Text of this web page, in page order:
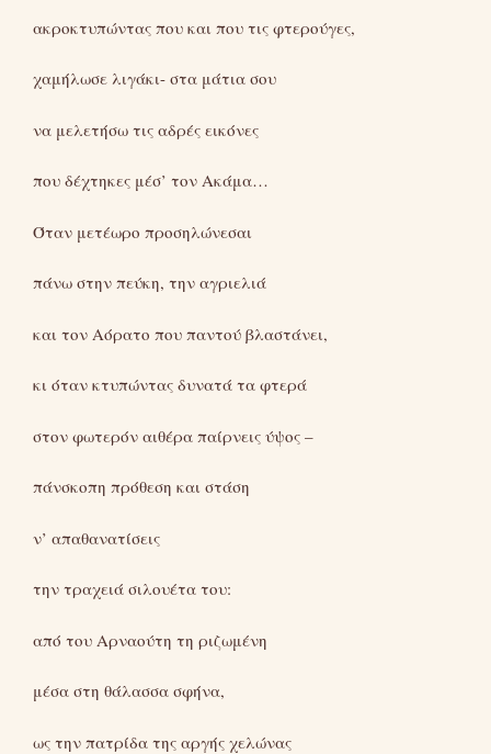
ακροκτυπώντας που και που τις φτερούγες,
χαμήλωσε λιγάκι- στα μάτια σου
να μελετήσω τις αδρές εικόνες
που δέχτηκες μέσ’ τον Ακάμα…
Όταν μετέωρο προσηλώνεσαι
πάνω στην πεύκη, την αγριελιά
και τον Αόρατο που παντού βλαστάνει,
κι όταν κτυπώντας δυνατά τα φτερά
στον φωτερόν αιθέρα παίρνεις ύψος –
πάνσκοπη πρόθεση και στάση
ν’ απαθανατίσεις
την τραχειά σιλουέτα του:
από του Αρναούτη τη ριζωμένη
μέσα στη θάλασσα σφήνα,
ως την πατρίδα της αργής χελώνας